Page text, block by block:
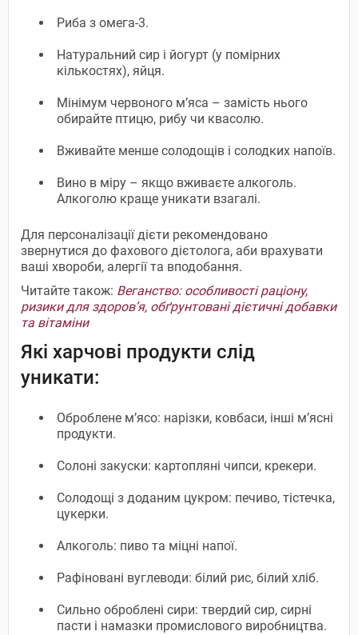
Риба з омега-3.
Натуральний сир і йогурт (у помірних
кількостях), яйця.
Мінімум червоного м’яса – замість нього
обирайте птицю, рибу чи квасолю.
Вживайте менше солодощів і солодких напоїв.
Вино в міру – якщо вживаєте алкоголь.
Алкоголю краще уникати взагалі.
Для персоналізації дієти рекомендовано
звернутися до фахового дієтолога, аби врахувати
ваші хвороби, алергії та вподобання.
Читайте також: Веганство: особливості раціону,
ризики для здоров’я, обґрунтовані дієтичні добавки
та вітаміни
Які харчові продукти слід
уникати:
Оброблене м’ясо: нарізки, ковбаси, інші м’ясні
продукти.
Солоні закуски: картопляні чипси, крекери.
Солодощі з доданим цукром: печиво, тістечка,
цукерки.
Алкоголь: пиво та міцні напої.
Рафіновані вуглеводи: білий рис, білий хліб.
Сильно оброблені сири: твердий сир, сирні
пасти і намазки промислового виробництва.